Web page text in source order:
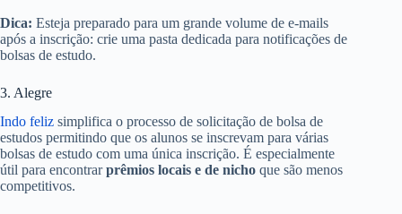
Dica: Esteja preparado para um grande volume de e-mails
após a inscrição: crie uma pasta dedicada para notificações de
bolsas de estudo.
3. Alegre
Indo feliz simplifica o processo de solicitação de bolsa de
estudos permitindo que os alunos se inscrevam para várias
bolsas de estudo com uma única inscrição. É especialmente
útil para encontrarprêmios locais e de nicho que são menos
competitivos.